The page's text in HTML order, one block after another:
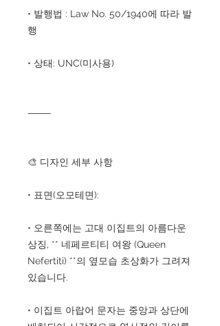
• 발행법 : Law No. 50/1940에 따라 발
행
• 상태: UNC(미사용)
⸻
🎨 디자인 세부 사항
• 표면(오모테면):
• 오른쪽에는 고대 이집트의 아름다운
상징, ** 네페르티티 여왕 (Queen
Nefertiti) **의 옆모습 초상화가 그려져
있습니다.
• 이집트 아랍어 문자는 중앙과 상단에